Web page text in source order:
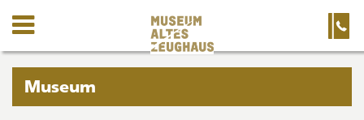
Kanton
Solothurn
Wichtige
Seiten
Navigation
und
Suche
Navigation
Sie
befinden
Museum